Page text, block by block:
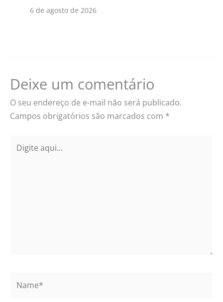
6 de agosto de 2026
Deixe um comentário
O seu endereço de e-mail não será publicado.
Campos obrigatórios são marcados com *
aqui...